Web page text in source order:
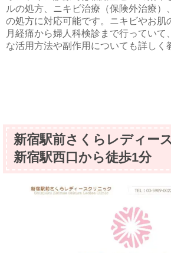
ルの処方、ニキビ治療（保険外治療）
の処方に対応可能です。ニキビやお肌
月経痛から婦人科検診まで行っていて
な活用方法や副作用についても詳しく
新宿駅前さくらレディー
新宿駅西口から徒歩1分